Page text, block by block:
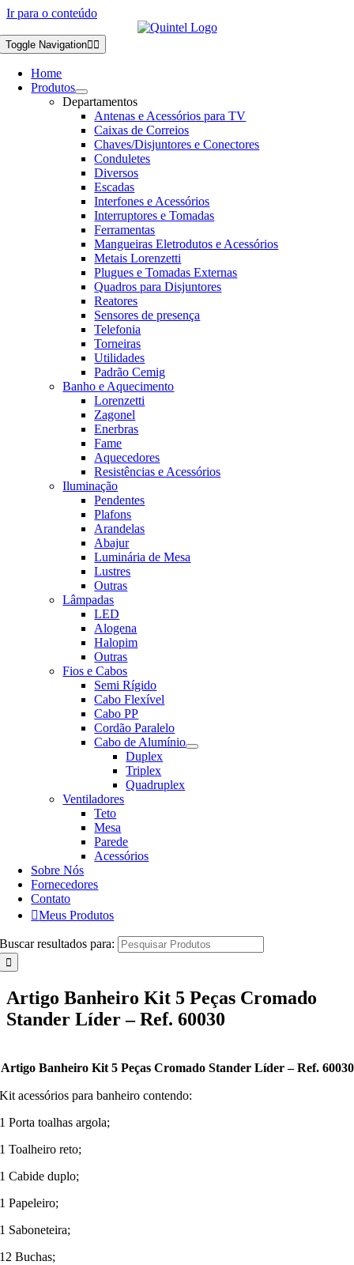
Ir para o conteúdo
Toggle Navigation
Home
Produtos
Departamentos
Antenas e Acessórios para TV
Caixas de Correios
Chaves/Disjuntores e Conectores
Conduletes
Diversos
Escadas
Interfones e Acessórios
Interruptores e Tomadas
Ferramentas
Mangueiras Eletrodutos e Acessórios
Metais Lorenzetti
Plugues e Tomadas Externas
Quadros para Disjuntores
Reatores
Sensores de presença
Telefonia
Torneiras
Utilidades
Padrão Cemig
Banho e Aquecimento
Lorenzetti
Zagonel
Enerbras
Fame
Aquecedores
Resistências e Acessórios
Iluminação
Pendentes
Plafons
Arandelas
Abajur
Luminária de Mesa
Lustres
Outras
Lâmpadas
LED
Alogena
Halopim
Outras
Fios e Cabos
Semi Rígido
Cabo Flexível
Cabo PP
Cordão Paralelo
Cabo de Alumínio
Duplex
Triplex
Quadruplex
Ventiladores
Teto
Mesa
Parede
Acessórios
Sobre Nós
Fornecedores
Contato
Meus Produtos
Buscar resultados para:
Artigo Banheiro Kit 5 Peças Cromado
Stander Líder – Ref. 60030
Artigo Banheiro Kit 5 Peças Cromado Stander Líder – Ref. 60030
Kit acessórios para banheiro contendo:
1 Porta toalhas argola;
1 Toalheiro reto;
1 Cabide duplo;
1 Papeleiro;
1 Saboneteira;
12 Buchas;